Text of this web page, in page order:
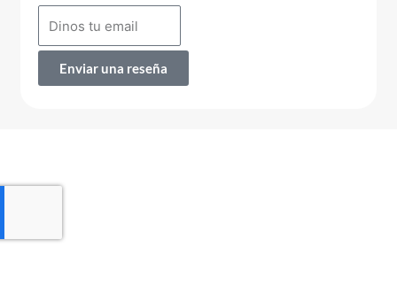
Enviar una reseña